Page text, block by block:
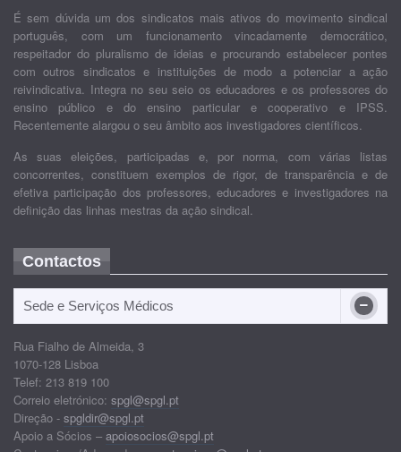
É sem dúvida um dos sindicatos mais ativos do movimento sindical
português, com um funcionamento vincadamente democrático,
respeitador do pluralismo de ideias e procurando estabelecer pontes
com outros sindicatos e instituições de modo a potenciar a ação
reivindicativa. Integra no seu seio os educadores e os professores do
ensino público e do ensino particular e cooperativo e IPSS.
Recentemente alargou o seu âmbito aos investigadores científicos.
As suas eleições, participadas e, por norma, com várias listas
concorrentes, constituem exemplos de rigor, de transparência e de
efetiva participação dos professores, educadores e investigadores na
definição das linhas mestras da ação sindical.
Contactos
Sede e Serviços Médicos
Rua Fialho de Almeida, 3
1070-128 Lisboa
Telef: 213 819 100
Correio eletrónico: spgl@spgl.pt
Direção - spgldir@spgl.pt
Apoio a Sócios – apoiosocios@spgl.pt